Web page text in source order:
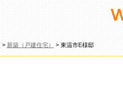
>新築（戸建住宅）>東温市E様邸